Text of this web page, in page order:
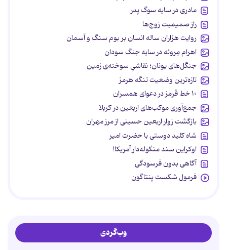
مادری در سایه سوگ پدر
راز صمیمیت زوج‌ها
روایت هزاران ساله انسان بر بوم سنگ و آسمان
اهرام مِروئه در سایه جنگ سودان
جنگل‌های یونان؛ نقاشیِ سوخته‌ی زمین
تازه‌ترین وضعیت تنگه هرمز
۱۰ خط قرمز در دعوای همسران
جمع‌آوری موکب‌های اربعین در کربلا
بازگشت زوار اربعین حسینی از مرز مهران
شاه کلید دوستی با حضرت امیر
اوکراین سند منگوله‌دار آمریکا!
آگاهی بدون فرسودگی
فرمول شکست پنتاگون
وب‌گردی